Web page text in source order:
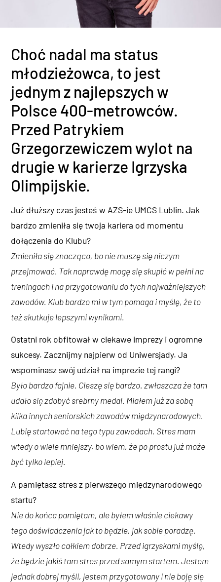
Choć nadal ma status
młodzieżowca, to jest
jednym z najlepszych w
Polsce 400-metrowców.
Przed Patrykiem
Grzegorzewiczem wylot na
drugie w karierze Igrzyska
Olimpijskie.
Już dłuższy czas jesteś w AZS-ie UMCS Lublin. Jak
bardzo zmieniła się twoja kariera od momentu
dołączenia do Klubu?
Zmieniła się znacząco, bo nie muszę się niczym
przejmować. Tak naprawdę mogę się skupić w pełni na
treningach i na przygotowaniu do tych najważniejszych
zawodów. Klub bardzo mi w tym pomaga i myślę, że to
też skutkuje lepszymi wynikami.
Ostatni rok obfitował w ciekawe imprezy i ogromne
sukcesy. Zacznijmy najpierw od Uniwersjady. Ja
wspominasz swój udział na imprezie tej rangi?
Było bardzo fajnie. Cieszę się bardzo. zwłaszcza że tam
udało się zdobyć srebrny medal. Miałem już za sobą
kilka innych seniorskich zawodów międzynarodowych.
Lubię startować na tego typu zawodach. Stres mam
wtedy o wiele mniejszy, bo wiem, że po prostu już może
być tylko lepiej.
A pamiętasz stres z pierwszego międzynarodowego
startu?
Nie do końca pamiętam, ale byłem właśnie ciekawy
tego doświadczenia jak to będzie, jak sobie poradzę.
Wtedy wyszło całkiem dobrze. Przed igrzyskami myślę,
że będzie jakiś tam stres przed samym startem. Jestem
jednak dobrej myśli, jestem przygotowany i nie boję się